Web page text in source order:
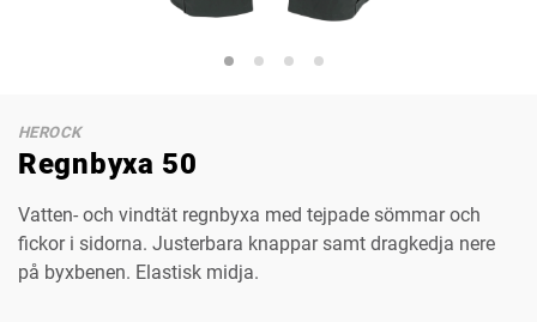
HEROCK
Regnbyxa 50
Vatten- och vindtät regnbyxa med tejpade sömmar och
fickor i sidorna. Justerbara knappar samt dragkedja nere
på byxbenen. Elastisk midja.